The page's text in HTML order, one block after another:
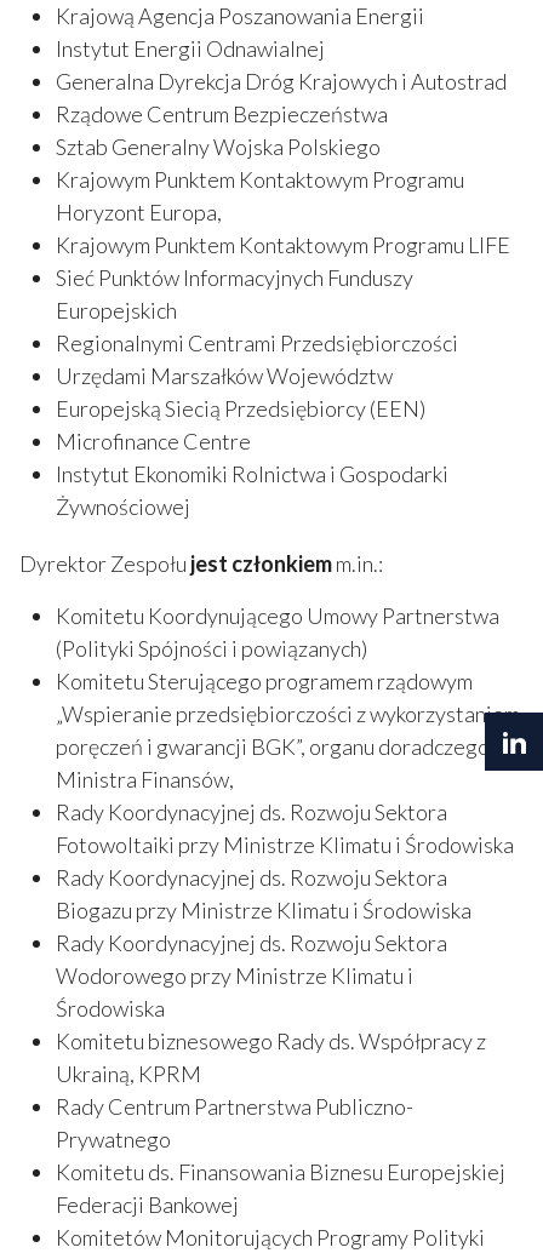
Krajową Agencja Poszanowania Energii
Instytut Energii Odnawialnej
Generalna Dyrekcja Dróg Krajowych i Autostrad
Rządowe Centrum Bezpieczeństwa
Sztab Generalny Wojska Polskiego
Krajowym Punktem Kontaktowym Programu
Horyzont Europa,
Krajowym Punktem Kontaktowym Programu LIFE
Sieć Punktów Informacyjnych Funduszy
Europejskich
Regionalnymi Centrami Przedsiębiorczości
Urzędami Marszałków Województw
Europejską Siecią Przedsiębiorcy (EEN)
Microfinance Centre
Instytut Ekonomiki Rolnictwa i Gospodarki
Żywnościowej
Dyrektor Zespołu jest członkiemm.in.:
Komitetu Koordynującego Umowy Partnerstwa
(Polityki Spójności i powiązanych)
Komitetu Sterującego programem rządowym
„Wspieranie przedsiębiorczości z wykorzystaniem
poręczeń i gwarancji BGK”, organu doradczego
Ministra Finansów,
Rady Koordynacyjnej ds. Rozwoju Sektora
Fotowoltaiki przy Ministrze Klimatu i Środowiska
Rady Koordynacyjnej ds. Rozwoju Sektora
Biogazu przy Ministrze Klimatu i Środowiska
Rady Koordynacyjnej ds. Rozwoju Sektora
Wodorowego przy Ministrze Klimatu i
Środowiska
Komitetu biznesowego Rady ds. Współpracy z
Ukrainą, KPRM
Rady Centrum Partnerstwa Publiczno-
Prywatnego
Komitetu ds. Finansowania Biznesu Europejskiej
Federacji Bankowej
Komitetów Monitorujących Programy Polityki